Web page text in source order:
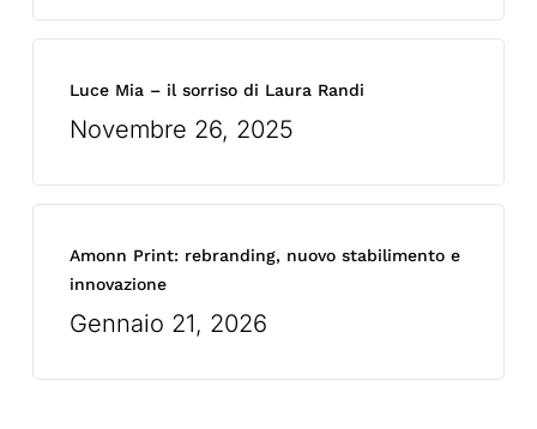
Luce Mia – il sorriso di Laura Randi
Novembre 26, 2025
Amonn Print: rebranding, nuovo stabilimento e
innovazione
Gennaio 21, 2026